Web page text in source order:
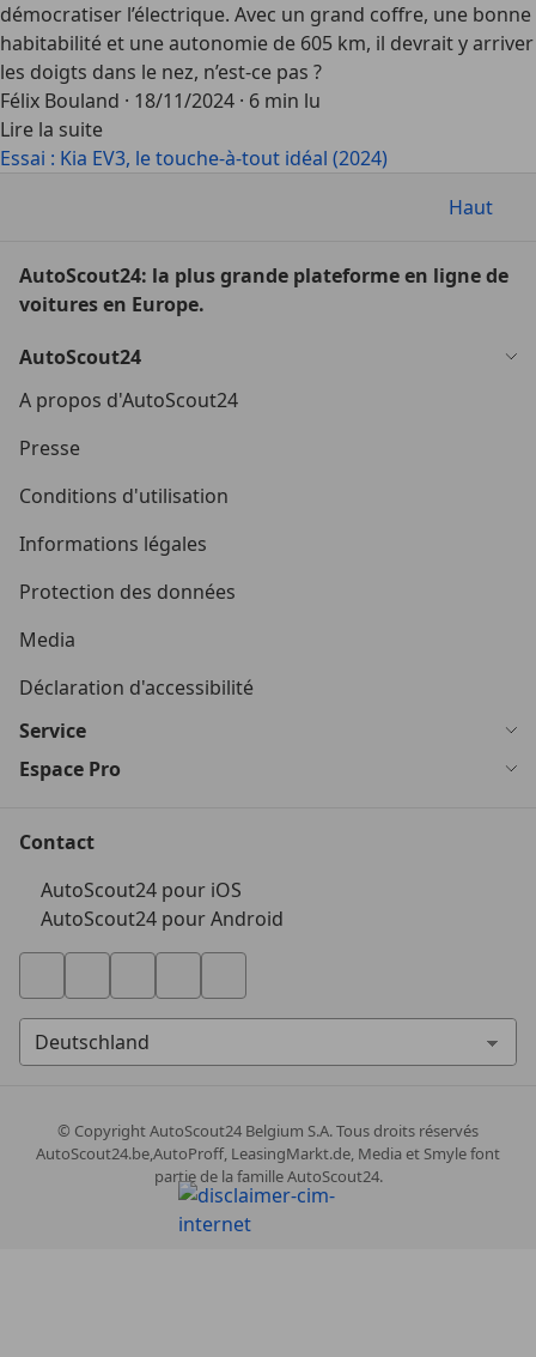
démocratiser l’électrique. Avec un grand coffre, une bonne
habitabilité et une autonomie de 605 km, il devrait y arriver
les doigts dans le nez, n’est-ce pas ?
Félix Bouland · 18/11/2024 · 6 min lu
Lire la suite
Essai : Kia EV3, le touche-à-tout idéal (2024)
Haut
AutoScout24: la plus grande plateforme en ligne de
voitures en Europe.
AutoScout24
A propos d'AutoScout24
Presse
Conditions d'utilisation
Informations légales
Protection des données
Media
Déclaration d'accessibilité
Service
Espace Pro
Contact
AutoScout24 pour iOS
AutoScout24 pour Android
© CopyrightAutoScout24 Belgium S.A. Tous droits réservés
AutoScout24.be,AutoProff, LeasingMarkt.de, Media et Smyle font
partie de la famille AutoScout24.